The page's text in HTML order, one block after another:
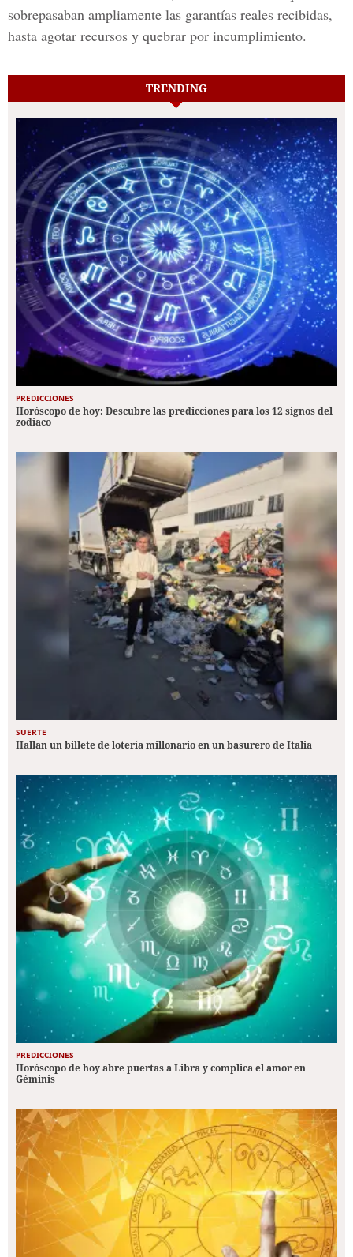
sobrepasaban ampliamente las garantías reales recibidas,
hasta agotar recursos y quebrar por incumplimiento.
TRENDING
PREDICCIONES
Horóscopo de hoy: Descubre las predicciones para los 12 signos del
zodiaco
SUERTE
Hallan un billete de lotería millonario en un basurero de Italia
PREDICCIONES
Horóscopo de hoy abre puertas a Libra y complica el amor en
Géminis